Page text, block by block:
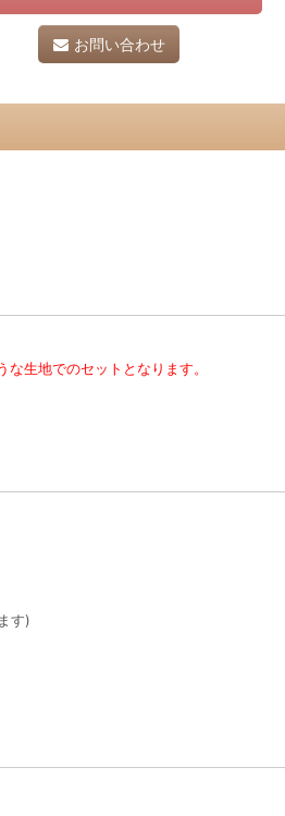
お問い合わせ
生地でのセットとなります。
す)